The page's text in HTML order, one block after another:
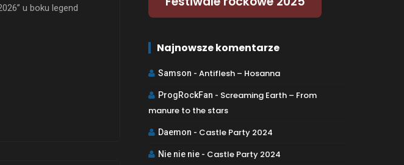
u boku legend
wyjątkowej serii
Najnowsze komentarze
Samson -Antiflesh – Hosanna
ProgRockFan - Screaming Earth – From
manure to the stars
Daemon - Castle Party 2024
Nie nie nie - Castle Party 2024